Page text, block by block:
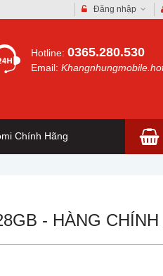
Đăng nhập
Hotline: 0365.280.530
Email:
Chính Hãng
- HÀNG CHÍNH